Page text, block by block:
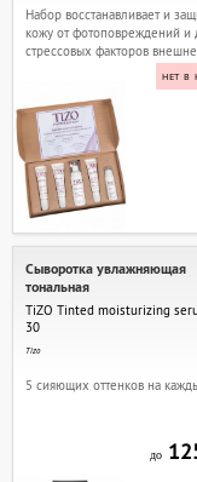
НЕТ В
Набор восстанавливает и
кожу от фотоповреждений и
стрессовых факторов
Сыворотка увлажняющая
тональная
TiZO Tinted moisturizing
30
Tizo
5 сияющих оттенков на
до